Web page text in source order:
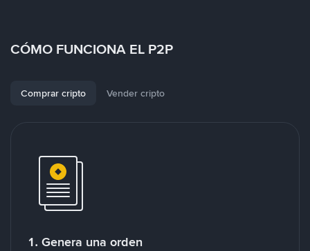
CÓMO FUNCIONA EL P2P
Comprar cripto Vender cripto
1. Genera una orden